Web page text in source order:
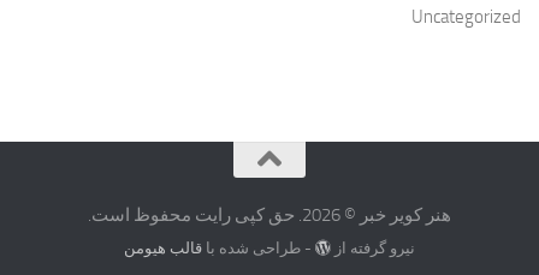
Uncategorized
هنر کویر خبر © 2026. حق کپی رایت محفوظ است.
نیرو گرفته از - طراحی شده باقالب هیومن